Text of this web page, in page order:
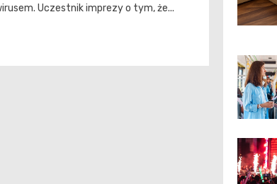
Uczestnik imprezy o tym, że...